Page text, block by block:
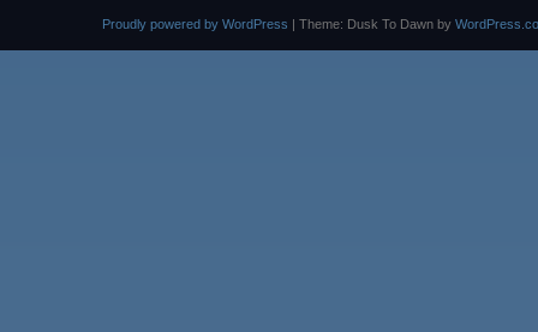
Proudly powered by WordPress Theme: Dusk To Dawn by